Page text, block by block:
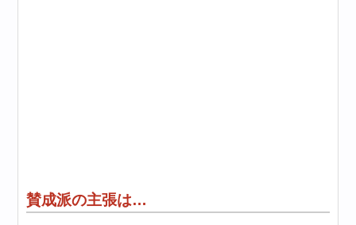
賛成派の主張は…